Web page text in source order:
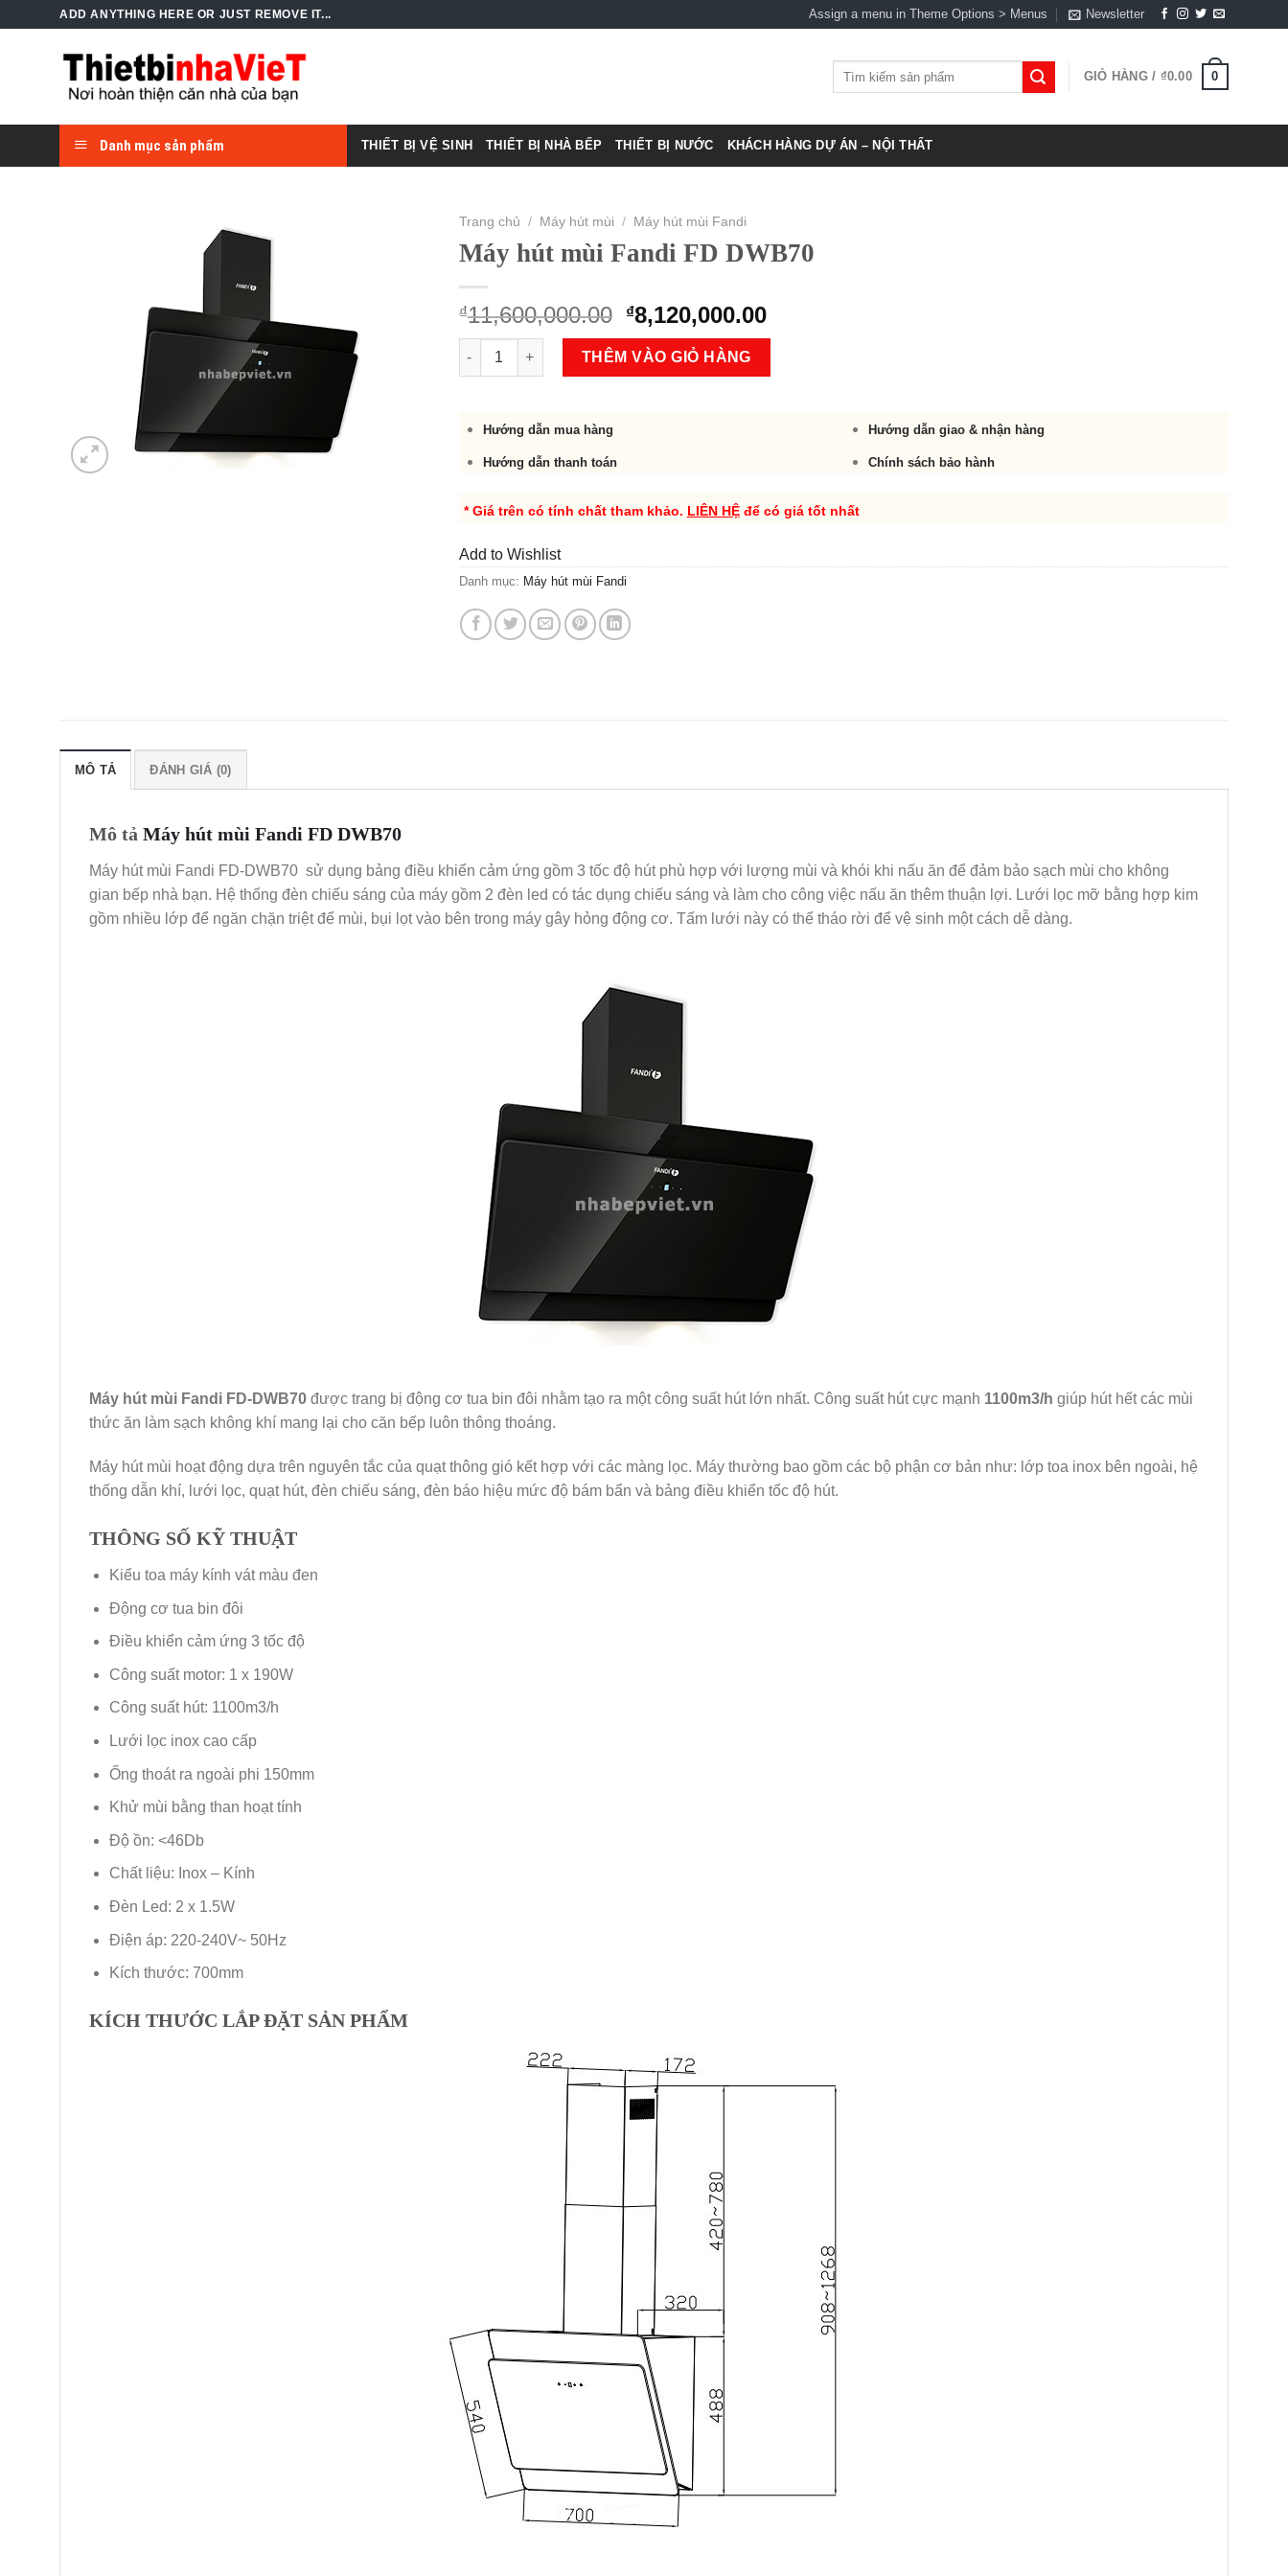
ADD ANYTHING HERE OR JUST REMOVE IT... Assign a menu in Theme Options > Menus Newsletter
GIỎ HÀNG / ₫0.00 0
Danh mục sản phẩm THIẾT BỊ VỆ SINH THIẾT BỊ NHÀ BẾP THIẾT BỊ NƯỚC KHÁCH HÀNG DỰ ÁN – NỘI THẤT
Trang chủ / Máy hút mùi / Máy hút mùi Fandi
Máy hút mùi Fandi FD DWB70
₫11,600,000.00 Original
price
was:
₫11,600,000.00.
₫8,120,000.00Current
price
₫8,120,000.00.
Máy hút mùi Fandi FD DWB70 số lượng
THÊM VÀO GIỎ HÀNG
Hướng dẫn mua hàng
Hướng dẫn thanh toán
Hướng dẫn giao & nhận hàng
Chính sách bảo hành
* Giá trên có tính chất tham khảo. LIÊN HỆđể có giá tốt nhất
Add to Wishlist
Danh mục: Máy hút mùi Fandi
MÔ TẢ ĐÁNH GIÁ (0)
Mô tả Máy hút mùi Fandi FD DWB70
Máy hút mùi Fandi FD-DWB70 sử dụng bảng điều khiển cảm ứng gồm 3 tốc độ hút phù hợp với lượng mùi và khói khi nấu ăn để đảm bảo sạch mùi cho không
gian bếp nhà bạn. Hệ thống đèn chiếu sáng của máy gồm 2 đèn led có tác dụng chiếu sáng và làm cho công việc nấu ăn thêm thuận lợi. Lưới lọc mỡ bằng hợp kim
gồm nhiều lớp để ngăn chặn triệt để mùi, bụi lọt vào bên trong máy gây hỏng động cơ. Tấm lưới này có thể tháo rời để vệ sinh một cách dễ dàng.
Máy hút mùi Fandi FD-DWB70 được trang bị động cơ tua bin đôi nhằm tạo ra một công suất hút lớn nhất. Công suất hút cực mạnh 1100m3/h giúp hút hết các mùi
thức ăn làm sạch không khí mang lại cho căn bếp luôn thông thoáng.
Máy hút mùi hoạt động dựa trên nguyên tắc của quạt thông gió kết hợp với các màng lọc. Máy thường bao gồm các bộ phận cơ bản như: lớp toa inox bên ngoài, hệ
thống dẫn khí, lưới lọc, quạt hút, đèn chiếu sáng, đèn báo hiệu mức độ bám bẩn và bảng điều khiển tốc độ hút.
THÔNG SỐ KỸ THUẬT
Kiểu toa máy kính vát màu đen
Động cơ tua bin đôi
Điều khiển cảm ứng 3 tốc độ
Công suất motor: 1 x 190W
Công suất hút: 1100m3/h
Lưới lọc inox cao cấp
Ống thoát ra ngoài phi 150mm
Khử mùi bằng than hoạt tính
Độ ồn: <46Db
Chất liệu: Inox – Kính
Đèn Led: 2 x 1.5W
Điện áp: 220-240V~ 50Hz
Kích thước: 700mm
KÍCH THƯỚC LẮP ĐẶT SẢN PHẨM